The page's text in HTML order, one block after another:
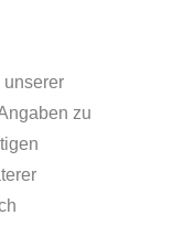
unserer
zu